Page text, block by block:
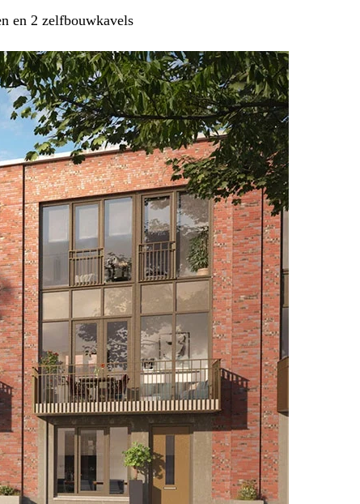
en 2 zelfbouwkavels